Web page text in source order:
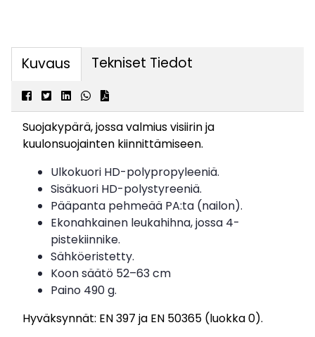
Kuvaus Tekniset Tiedot
Suojakypärä, jossa valmius visiirin ja
kuulonsuojainten kiinnittämiseen.
Ulkokuori HD-polypropyleeniä.
Sisäkuori HD-polystyreeniä.
Pääpanta pehmeää PA:ta (nailon).
Ekonahkainen leukahihna, jossa 4-
pistekiinnike.
Sähköeristetty.
Koon säätö 52–63 cm
Paino 490 g.
Hyväksynnät: EN 397 ja EN 50365 (luokka 0).